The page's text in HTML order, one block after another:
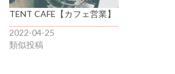
TENT CAFE【カフェ営業】
2022-04-25
類似投稿